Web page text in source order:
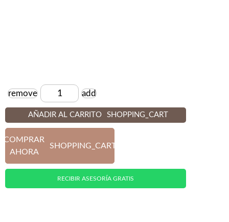
Cantidad
remove add
AÑADIR AL CARRITO SHOPPING_CART
COMPRAR
AHORA
SHOPPING_CART
RECIBIR ASESORÍA GRATIS